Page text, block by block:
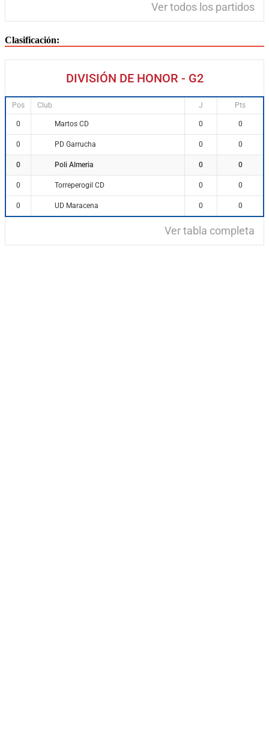
Ver todos los partidos
Clasificación:
DIVISIÓN DE HONOR - G2
Pos Club J Pts
0 Martos CD 0 0
0 PD Garrucha 0 0
0 Poli Almeria 0 0
0 Torreperogil CD 0 0
0 UD Maracena 0 0
Ver tabla completa